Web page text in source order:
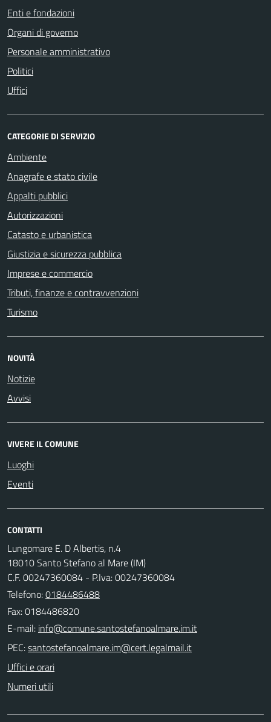
Enti e fondazioni
Organi di governo
Personale amministrativo
Politici
Uffici
CATEGORIE DI SERVIZIO
Ambiente
Anagrafe e stato civile
Appalti pubblici
Autorizzazioni
Catasto e urbanistica
Giustizia e sicurezza pubblica
Imprese e commercio
Tributi, finanze e contravvenzioni
Turismo
NOVITÀ
Notizie
Avvisi
VIVERE IL COMUNE
Luoghi
Eventi
CONTATTI
Lungomare E. D Albertis, n.4
18010 Santo Stefano al Mare (IM)
C.F. 00247360084 - P.Iva: 00247360084
Telefono:0184486488
Fax: 0184486820
E-mail:
PEC:
Uffici e orari
Numeri utili